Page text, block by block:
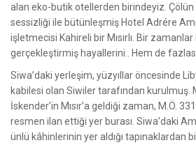
alan eko-butik otellerden birindeyiz. Çölün
sessizliği ile bütünleşmiş Hotel Adrére
işletmecisi Kahireli bir Mısırlı. Bir
gerçekleştirmiş hayallerini.. Hem de
Siwa’daki yerleşim, yüzyıllar öncesinde
kabilesi olan Siwiler tarafından kurulmuş.
İskender’in Mısır’a geldiği zaman, M.Ö.
resmen ilan ettiği yer burası. Siwa’daki
ünlü kâhinlerinin yer aldığı tapınaklardan